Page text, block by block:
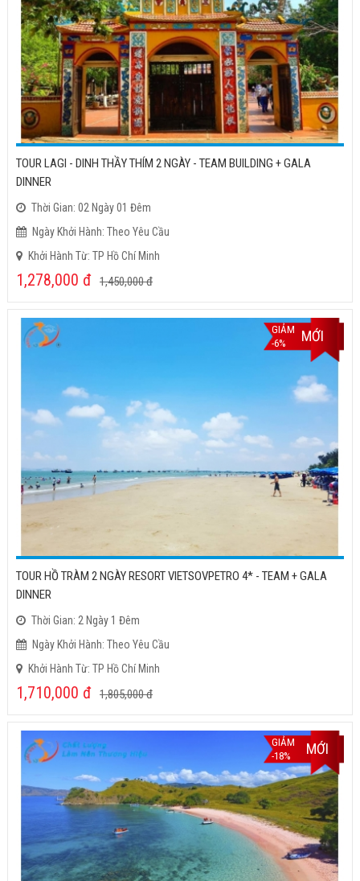
TOUR LAGI - DINH THẦY THÍM 2 NGÀY - TEAM BUILDING + GALA
DINNER
Thời Gian: 02 Ngày 01 Đêm
Ngày Khởi Hành: Theo Yêu Cầu
Khởi Hành Từ: TP Hồ Chí Minh
1,278,000 đ 1,450,000đ
GIẢM
-6%
MỚI
TOUR HỒ TRÀM 2 NGÀY RESORT VIETSOVPETRO 4* - TEAM + GALA
DINNER
Thời Gian: 2 Ngày 1 Đêm
Ngày Khởi Hành: Theo Yêu Cầu
Khởi Hành Từ: TP Hồ Chí Minh
1,710,000 đ 1,805,000đ
GIẢM
-18%
MỚI